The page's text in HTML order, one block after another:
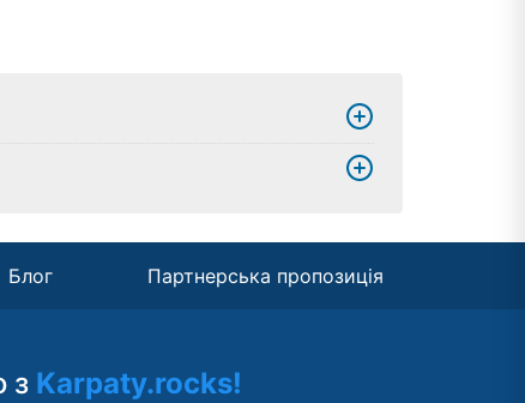
Блог Партнерська пропозиція
з Karpaty.rocks!